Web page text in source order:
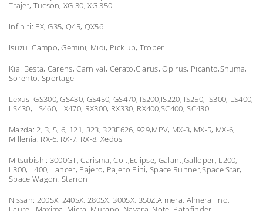
Trajet, Tucson, XG 30, XG 350
Infiniti: FX, G35, Q45, QX56
Isuzu: Campo, Gemini, Midi, Pick up, Troper
Kia: Besta, Carens, Carnival, Cerato,Clarus, Opirus, Picanto,Shuma,
Sorento, Sportage
Lexus: GS300, GS430, GS450, GS470, IS200,IS220, IS250, IS300, LS400,
LS430, LS460, LX470, RX300, RX330, RX400,SC400, SC430
Mazda: 2, 3, 5, 6, 121, 323, 323F626, 929,MPV, MX-3, MX-5, MX-6,
Millenia, RX-6, RX-7, RX-8, Xedos
Mitsubishi: 3000GT, Carisma, Colt,Eclipse, Galant,Galloper, L200,
L300, L400, Lancer, Pajero, Pajero Pini, Space Runner,Space Star,
Space Wagon, Starion
Nissan: 200SX, 240SX, 280SX, 300SX, 350Z,Almera, AlmeraTino,